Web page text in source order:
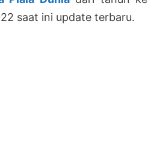
saat ini update terbaru.